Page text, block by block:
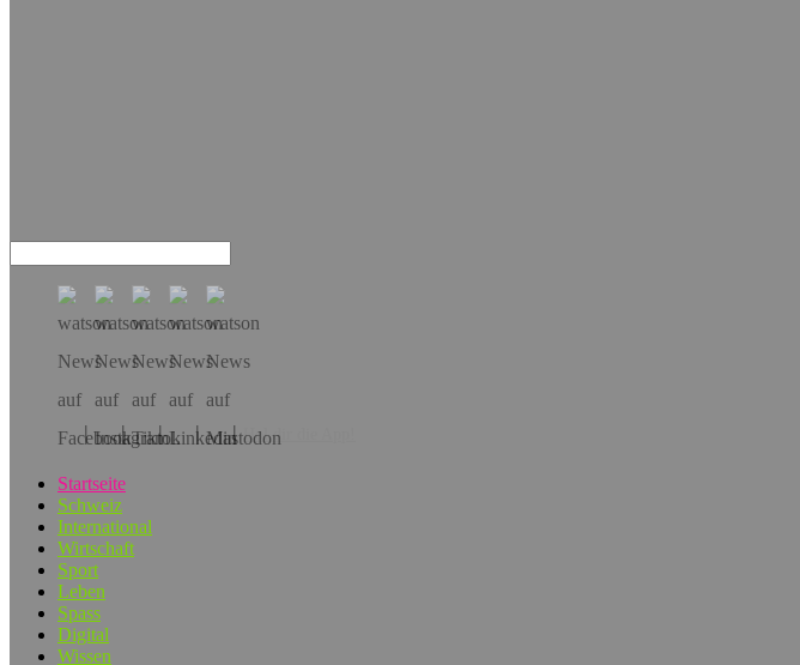
Hol dir die App!
Startseite
Schweiz
International
Wirtschaft
Sport
Leben
Spass
Digital
Wissen